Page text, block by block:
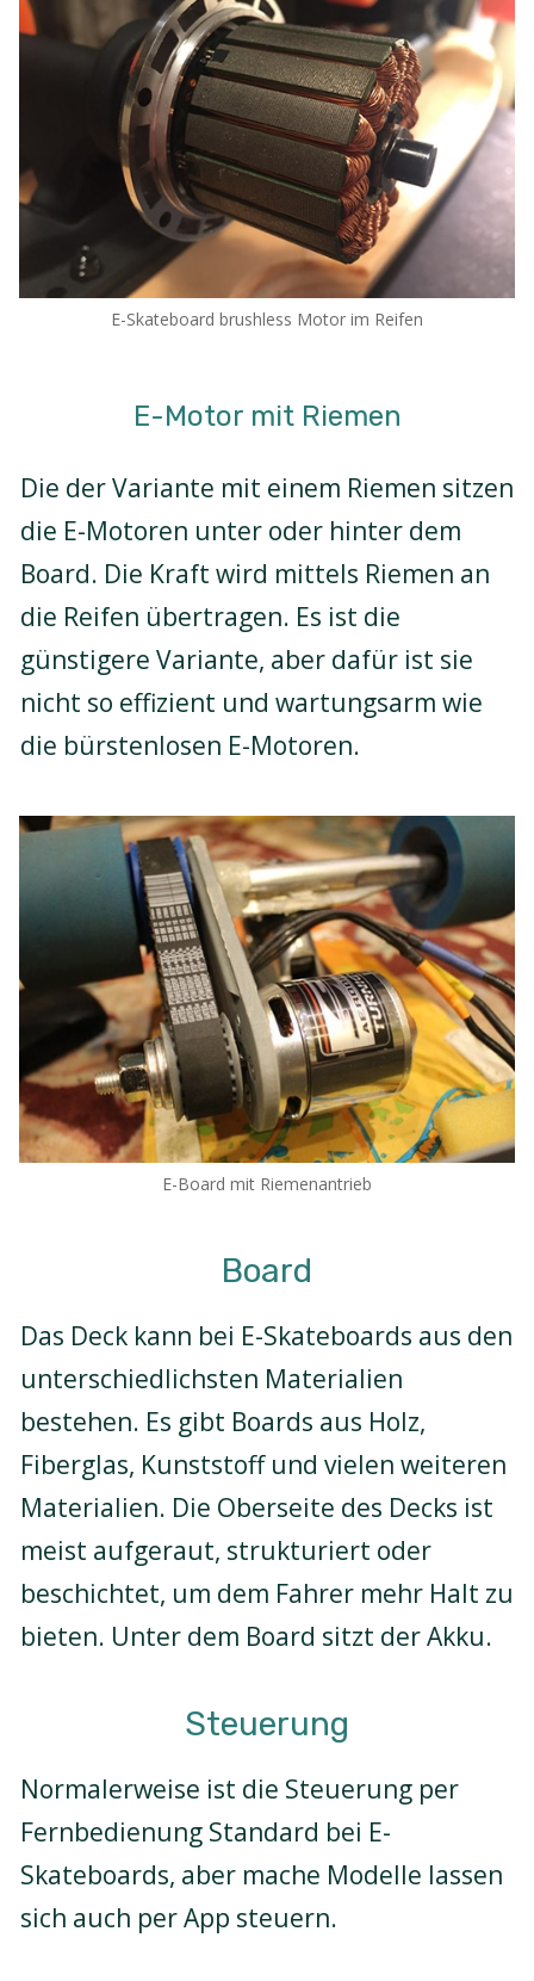
E-Skateboard brushless Motor im Reifen
E-Motor mit Riemen
Die der Variante mit einem Riemen sitzen
die E-Motoren unter oder hinter dem
Board. Die Kraft wird mittels Riemen an
die Reifen übertragen. Es ist die
günstigere Variante, aber dafür ist sie
nicht so effizient und wartungsarm wie
die bürstenlosen E-Motoren.
E-Board mit Riemenantrieb
Board
Das Deck kann bei E-Skateboards aus den
unterschiedlichsten Materialien
bestehen. Es gibt Boards aus Holz,
Fiberglas, Kunststoff und vielen weiteren
Materialien. Die Oberseite des Decks ist
meist aufgeraut, strukturiert oder
beschichtet, um dem Fahrer mehr Halt zu
bieten. Unter dem Board sitzt der Akku.
Steuerung
Normalerweise ist die Steuerung per
Fernbedienung Standard bei E-
Skateboards, aber mache Modelle lassen
sich auch per App steuern.